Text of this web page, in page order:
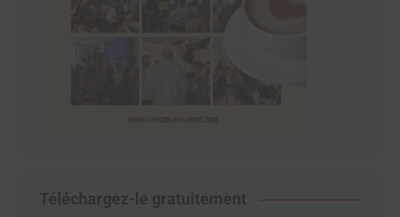
Téléchargez-le gratuitement